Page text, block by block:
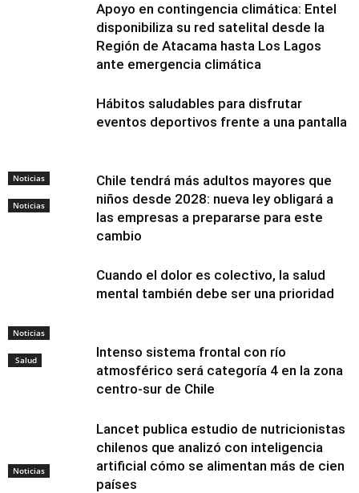
Noticias
Apoyo en contingencia climática: Entel
disponibiliza su red satelital desde la
Región de Atacama hasta Los Lagos
ante emergencia climática
Noticias
Hábitos saludables para disfrutar
eventos deportivos frente a una pantalla
Noticias
Chile tendrá más adultos mayores que
niños desde 2028: nueva ley obligará a
las empresas a prepararse para este
cambio
Salud
Cuando el dolor es colectivo, la salud
mental también debe ser una prioridad
Noticias
Intenso sistema frontal con río
atmosférico será categoría 4 en la zona
centro-sur de Chile
Lancet publica estudio de nutricionistas
chilenos que analizó con inteligencia
artificial cómo se alimentan más de cien
países